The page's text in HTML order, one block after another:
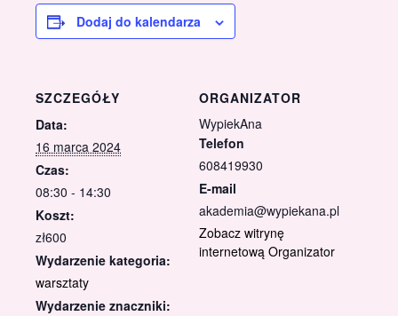
Dodaj do kalendarza
SZCZEGÓŁY
Data:
16 marca 2024
Czas:
08:30 - 14:30
Koszt:
zł600
Wydarzenie kategoria:
warsztaty
Wydarzenie znaczniki:
ORGANIZATOR
WypiekAna
Telefon
608419930
E-mail
akademia@wypiekana.pl
Zobacz witrynę
internetową Organizator